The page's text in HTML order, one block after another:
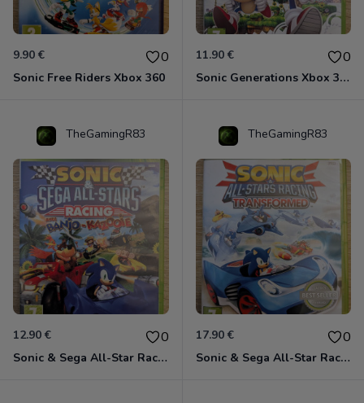
9.90 € 0
Sonic Free Riders Xbox 360
11.90 € 0
Sonic Generations Xbox 360
TheGamingR83
12.90 € 0
Sonic & Sega All-Star Racing avec Banjo-Kazooie Xbox 360
TheGamingR83
17.90 € 0
Sonic & Sega All-Star Racing - Transformed Xbox 360